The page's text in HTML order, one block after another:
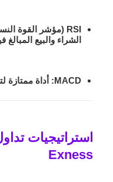
RSI (مؤشر القوة النسبية):
الشراء والبيع المبالغ
MACD: أداة ممتازة
استراتيجيات
Exness